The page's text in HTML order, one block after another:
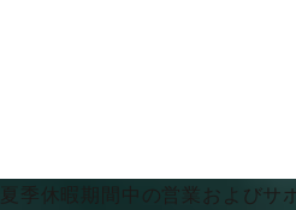
夏季休暇期間中の営業およびサ